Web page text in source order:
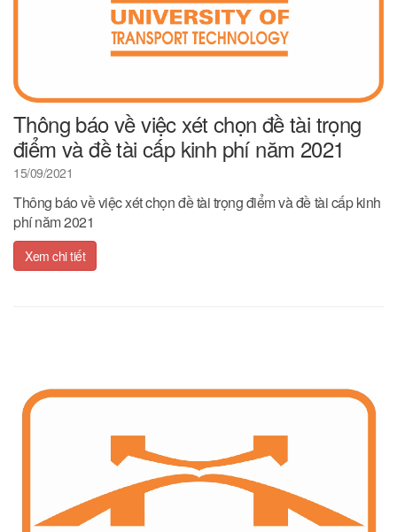
Thông báo về việc xét chọn đề tài trọng
điểm và đề tài cấp kinh phí năm 2021
15/09/2021
Thông báo về việc xét chọn đề tài trọng điểm và đề tài cấp kinh
phí năm 2021
Xem chi tiết